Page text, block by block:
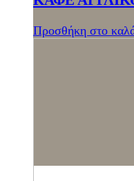
Προσθήκη στο